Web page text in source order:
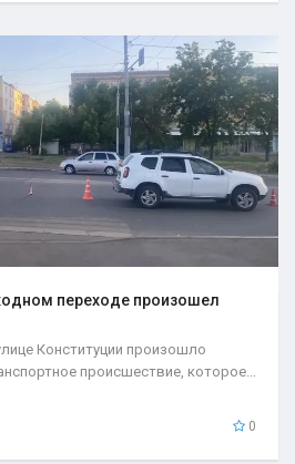
переходе произошел
Конституции произошло
происшествие, которое...
0